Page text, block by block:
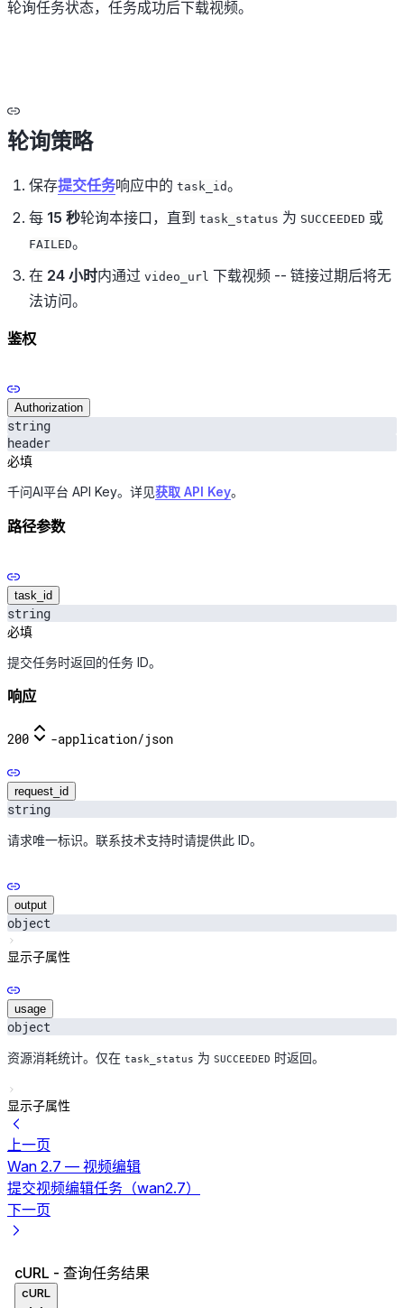
轮询任务状态，任务成功后下载视频。
轮询策略
保存提交任务响应中的 task_id。
每 15 秒轮询本接口，直到 task_status 为 SUCCEEDED 或
FAILED。
在 24 小时内通过 video_url 下载视频 -- 链接过期后将无
法访问。
鉴权
Authorization
string
header
必填
千问AI平台 API Key。详见获取 API Key。
路径参数
task_id
string
必填
提交任务时返回的任务 ID。
响应
200 -application/json
request_id
string
请求唯一标识。联系技术支持时请提供此 ID。
output
object
显示子属性
usage
object
资源消耗统计。仅在 task_status 为 SUCCEEDED 时返回。
显示子属性
上一页
Wan 2.7 — 视频编辑
提交视频编辑任务（wan2.7）
下一页
cURL - 查询任务结果
cURL